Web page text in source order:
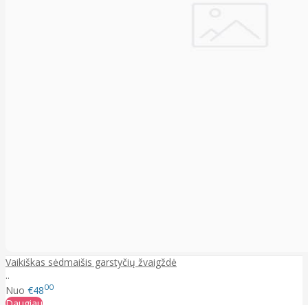
Vaikiškas sėdmaišis garstyčių žvaigždė
..
Nuo €4800